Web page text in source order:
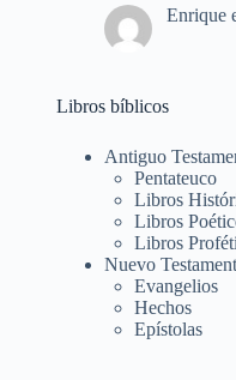
Enrique
Libros bíblicos
Antiguo
Pentateuco
Libros
Libros
Libros
Nuevo
Evangelios
Hechos
Epístolas